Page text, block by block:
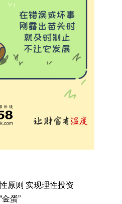
原则 实现理性投资
蛋”